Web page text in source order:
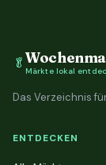
🥬 Märkte lokal
Das Verzeichnis
ENTDECKEN